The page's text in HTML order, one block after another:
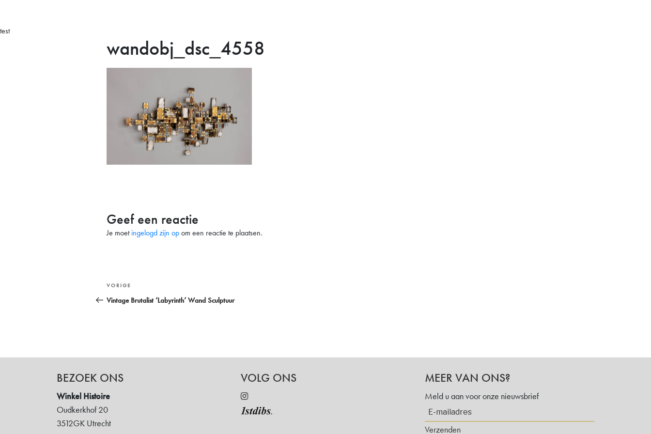
test
wandobj_dsc_4558
Geef een reactie
Je moetingelogd zijn opom een reactie te plaatsen.
Bericht
navigatie
Vorig
bericht
VORIGE
Vintage Brutalist ‘Labyrinth’ Wand Sculptuur
BEZOEK ONS
Winkel Histoire
Oudkerkhof 20
3512GK Utrecht
VOLG ONS MEER VAN ONS?
Meld u aan voor onze nieuwsbrief